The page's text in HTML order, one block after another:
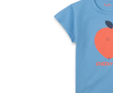
050 187 33 33
Графік роботи з 9:00 до 21:00